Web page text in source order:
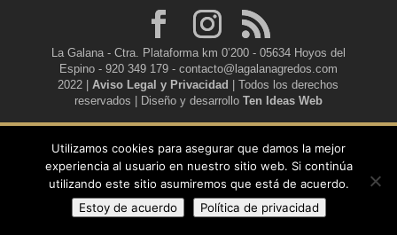
La Galana - Ctra. Plataforma km 0’200 - 05634 Hoyos del
Espino - 920 349 179 - contacto@lagalanagredos.com
2022 |Aviso Legal y Privacidad
| Todos los derechos
reservados | Diseño y desarrollo Ten Ideas Web
Utilizamos cookies para asegurar que damos la mejor
experiencia al usuario en nuestro sitio web. Si continúa
utilizando este sitio asumiremos que está de acuerdo.
Estoy de acuerdo
Política de privacidad